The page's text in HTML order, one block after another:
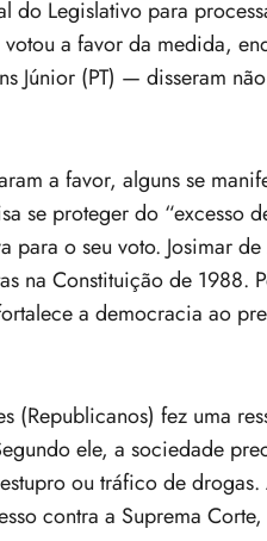
do Legislativo para
a favor da medida,
Júnior (PT) — disseram
a favor, alguns se
se proteger do “excesso
para o seu voto. Josimar
na Constituição de 1988.
a democracia ao
(Republicanos) fez uma
ele, a sociedade
ou tráfico de
contra a Suprema